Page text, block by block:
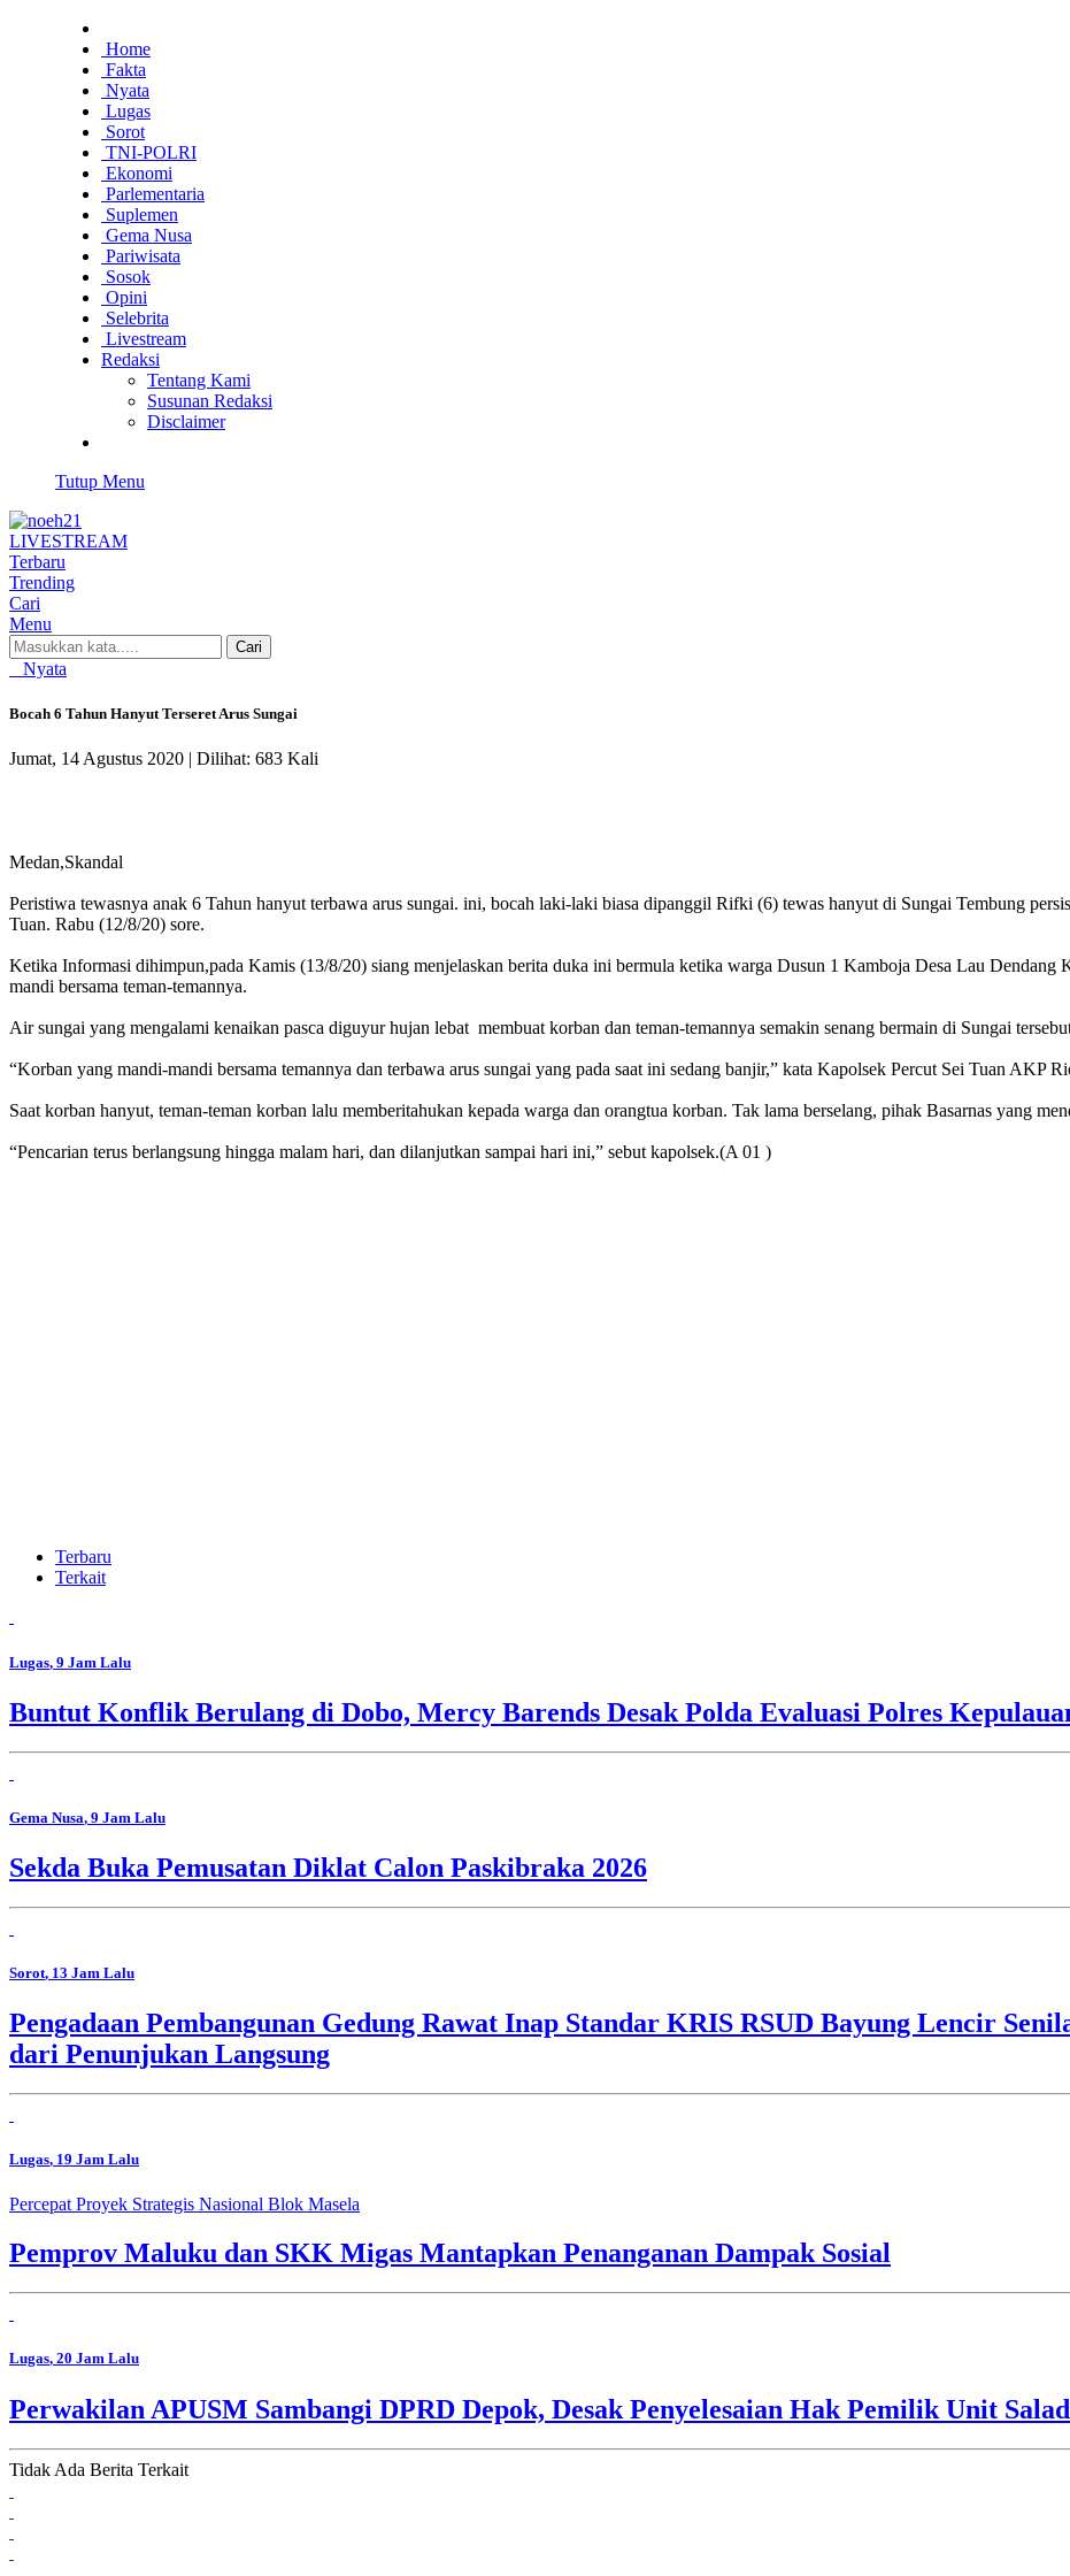
Home
Fakta
Nyata
Lugas
Sorot
TNI-POLRI
Ekonomi
Parlementaria
Suplemen
Gema Nusa
Pariwisata
Sosok
Opini
Selebrita
Livestream
Redaksi
Tentang Kami
Susunan Redaksi
Disclaimer
Tutup Menu
LIVESTREAM
Terbaru
Trending
Cari
Menu
Cari
Nyata
Bocah 6 Tahun Hanyut Terseret Arus Sungai
Jumat, 14 Agustus 2020 | Dilihat: 683 Kali
Medan,Skandal
​​​​​Peristiwa tewasnya anak 6 Tahun hanyut terbawa arus sungai. ini, bocah laki-laki biasa dipanggil Rifki (6) tewas hanyut di Sungai Tembung
Tuan. Rabu (12/8/20) sore.
Ketika Informasi dihimpun,pada Kamis (13/8/20) siang menjelaskan berita duka ini bermula ketika warga Dusun 1 Kamboja Desa Lau Dendang
mandi bersama teman-temannya.
Air sungai yang mengalami kenaikan pasca diguyur hujan lebat membuat korban dan teman-temannya semakin senang bermain di Sungai
“Korban yang mandi-mandi bersama temannya dan terbawa arus sungai yang pada saat ini sedang banjir,” kata Kapolsek Percut Sei Tuan AKP
Saat korban hanyut, teman-teman korban lalu memberitahukan kepada warga dan orangtua korban. Tak lama berselang, pihak Basarnas yang
“Pencarian terus berlangsung hingga malam hari, dan dilanjutkan sampai hari ini,” sebut kapolsek.(A 01 )
Terbaru
Terkait
Lugas, 9 Jam Lalu
Buntut Konflik Berulang di Dobo, Mercy Barends Desak Polda Evaluasi Polres
Gema Nusa, 9 Jam Lalu
Sekda Buka Pemusatan Diklat Calon Paskibraka 2026
Sorot, 13 Jam Lalu
Pengadaan Pembangunan Gedung Rawat Inap Standar KRIS RSUD Bayung Lencir
dari Penunjukan Langsung
Lugas, 19 Jam Lalu
Percepat Proyek Strategis Nasional Blok Masela
Pemprov Maluku dan SKK Migas Mantapkan Penanganan Dampak Sosial
Lugas, 20 Jam Lalu
Perwakilan APUSM Sambangi DPRD Depok, Desak Penyelesaian Hak Pemilik Unit
Tidak Ada Berita Terkait